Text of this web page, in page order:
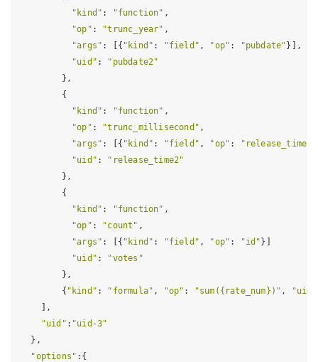
"kind" : "function" ,
"op" : "trunc_year" ,
"args" : [{ "kind" : "field" , "op" : "pubdate" }],
"uid" :
"pubdate2"
        },
        {
"kind" : "function" ,
"op" : "trunc_millisecond" ,
"args" : [{ "kind" : "field" , "op" : "release_time"
"uid" :
"release_time2"
        },
        {
"kind" : "function" ,
"op" : "count" ,
"args" : [{ "kind" : "field" , "op" : "id" }]
"uid" :
"votes"
        },
        {
"kind" : "formula" , "op" : "sum({rate_num})" , "uid"
    ],
"uid" : "uid-3"
  },
"options" :{